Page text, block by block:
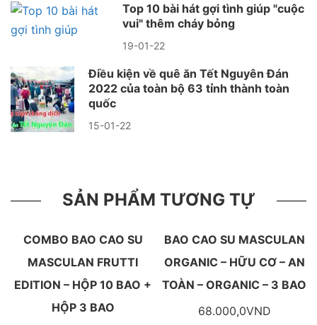
Top 10 bài hát gợi tình giúp "cuộc
vui" thêm cháy bỏng
19-01-22
Điều kiện về quê ăn Tết Nguyên Đán
2022 của toàn bộ 63 tỉnh thành toàn
quốc
15-01-22
SẢN PHẨM TƯƠNG TỰ
COMBO BAO CAO SU
MASCULAN FRUTTI
EDITION – HỘP 10 BAO +
HỘP 3 BAO
BAO CAO SU MASCULAN
ORGANIC – HỮU CƠ – AN
TOÀN – ORGANIC – 3 BAO
68.000,0VND